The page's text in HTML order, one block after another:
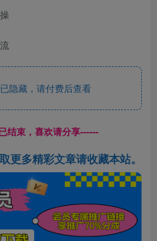
隐藏，请付费后查看
结束，喜欢请分享------
更多精彩文章请收藏本站。